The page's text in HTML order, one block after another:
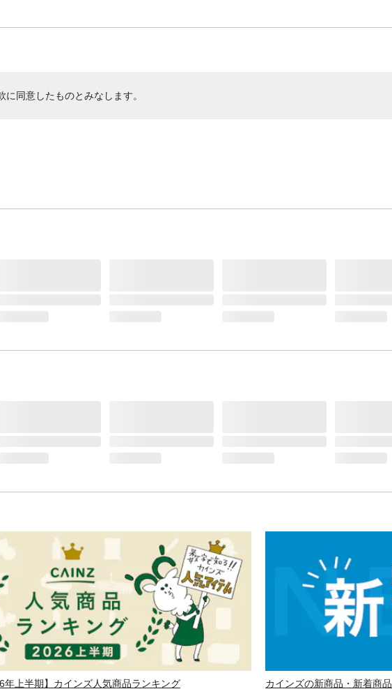
同意したものとみなします。
年上半期】カインズ人気商品ランキング カインズの新商品・新着商品